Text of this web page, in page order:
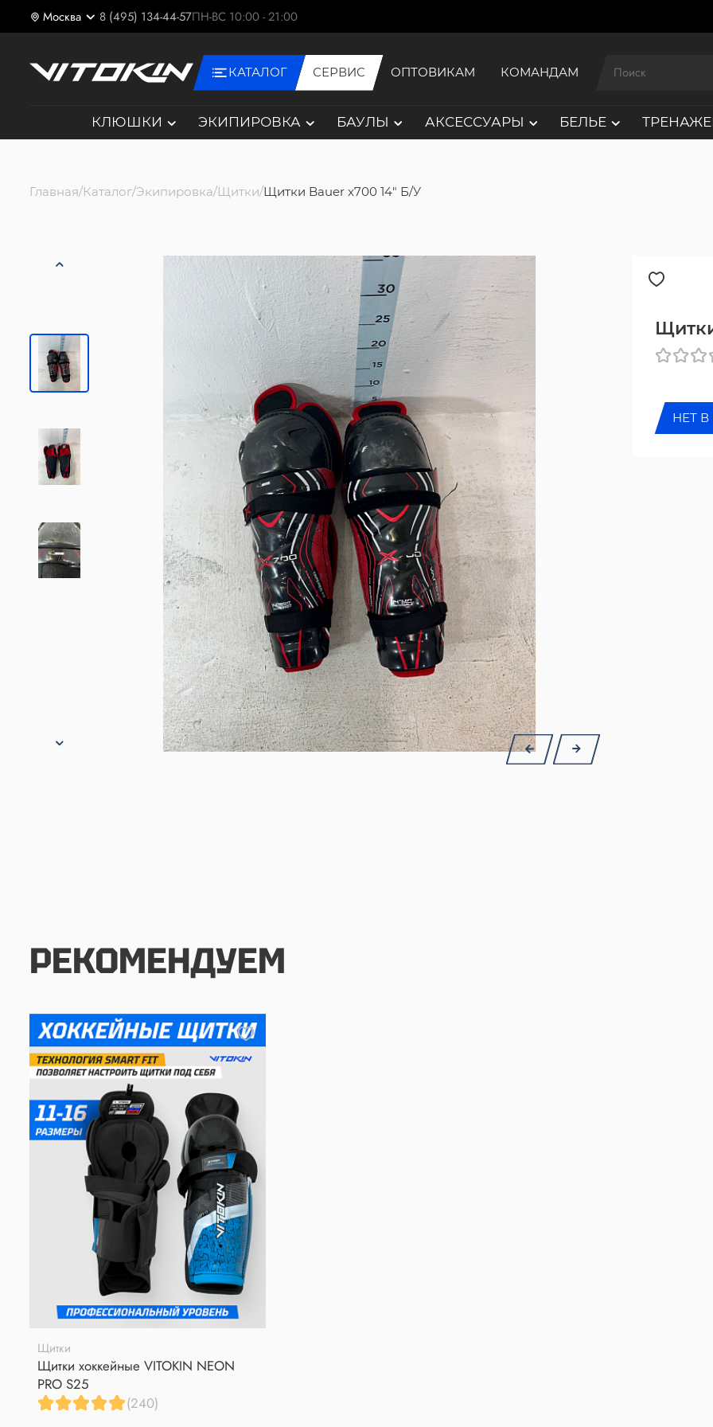
Москва 8 (495) 134-44-57ПН-ВС 10:00 - 21:00
КАТАЛОГ СЕРВИС ОПТОВИКАМ КОМАНДАМ
КЛЮШКИ ЭКИПИРОВКА БАУЛЫ АКСЕССУАРЫ БЕЛЬЕ
Главная Каталог Экипировка Щитки Щитки Bauer x700 14" Б/У
НЕТ
РЕКОМЕНДУЕМ
Щитки
Щитки хоккейные VITOKIN NEON
PRO S25
(240)